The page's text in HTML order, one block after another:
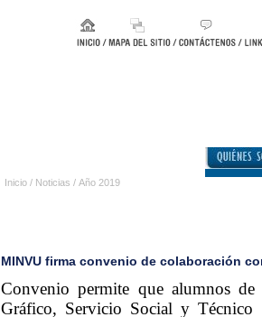
Inicio / Noticias / Año 2019
MINVU firma convenio de colaboración
Convenio permite que alumnos
Gráfico, Servicio Social y Técnico